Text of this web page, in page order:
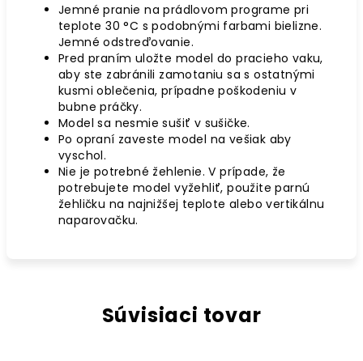
Jemné pranie na prádlovom programe pri
teplote 30 °C s podobnými farbami bielizne.
Jemné odstreďovanie.
Pred praním uložte model do pracieho vaku,
aby ste zabránili zamotaniu sa s ostatnými
kusmi oblečenia, prípadne poškodeniu v
bubne práčky.
Model sa nesmie sušiť v sušičke.
Po opraní zaveste model na vešiak aby
vyschol.
Nie je potrebné žehlenie. V prípade, že
potrebujete model vyžehliť, použite parnú
žehličku na najnižšej teplote alebo vertikálnu
naparovačku.
Súvisiaci tovar